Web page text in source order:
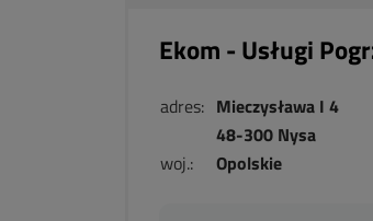
Ekom - Usługi
adres: Mieczysława I 4
48-300 Nysa
woj.:
Opolskie